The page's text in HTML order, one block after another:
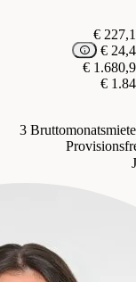
€
€
€
€
3